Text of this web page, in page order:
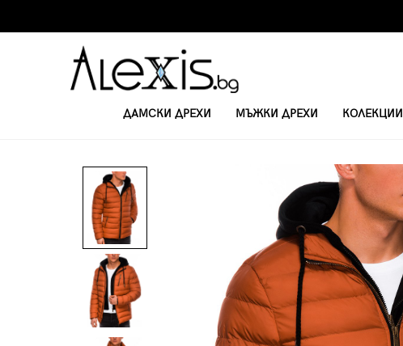
ДАМСКИ ДРЕХИ МЪЖКИ ДРЕХИ КОЛЕКЦИИ